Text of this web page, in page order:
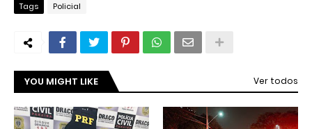
Tags Policial
YOU MIGHT LIKE Ver todos